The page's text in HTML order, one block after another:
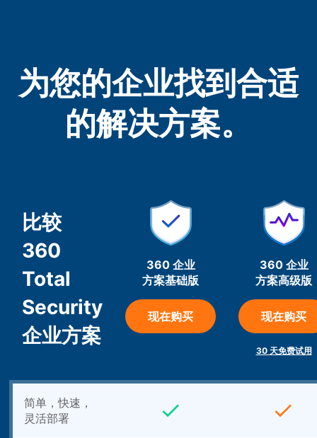
为您的企业找到合适
的解决方案。
比较
360
Total
Security
企业方案
360 企业
方案基础版
现在购买
360 企业
方案高级版
现在购买
30 天免费试用
简单，快速，
灵活部署